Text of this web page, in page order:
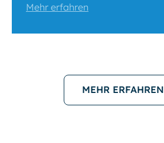
Mehr erfahren
MEHR ERFAHREN